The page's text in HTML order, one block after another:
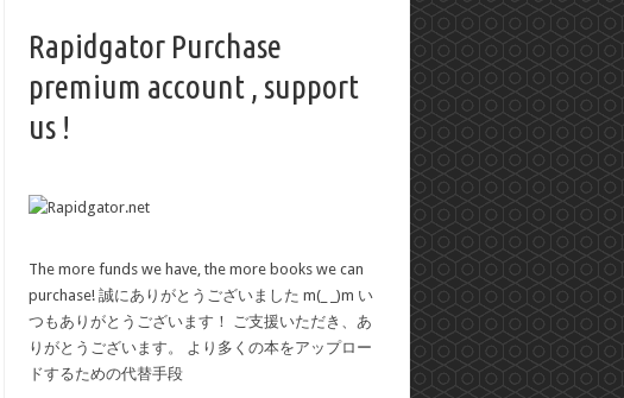
Rapidgator Purchase
premium account , support
us !
The more funds we have, the more books we can
purchase! 誠にありがとうございました m(_ _)m い
つもありがとうございます！ ご支援いただき、あ
りがとうございます。 より多くの本をアップロー
ドするための代替手段